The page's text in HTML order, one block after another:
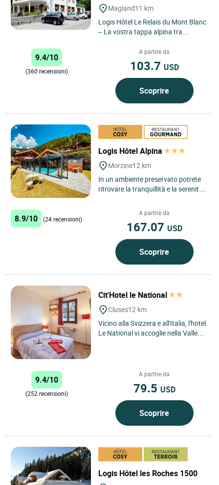
Magland11 km
Logis Hôtel Le Relais du Mont Blanc
– La vostra tappa alpina tra
Situato a Magland, tra...
9.4/10
(360 recensioni)
A partire da
103.7 USD
Scoprire
Logis Hôtel Alpina
Morzine12 km
In un ambiente preservato potrete
ritrovare la tranquillità e la serenità
8.9/10 (24 recensioni)
A partire da
167.07 USD
Scoprire
Cit'Hotel le National
Cluses12 km
Vicino alla Svizzera e all'Italia, l'hotel
Le National vi accoglie nella Valle
9.4/10
(252 recensioni)
A partire da
79.5 USD
Scoprire
Logis Hôtel les Roches 1500